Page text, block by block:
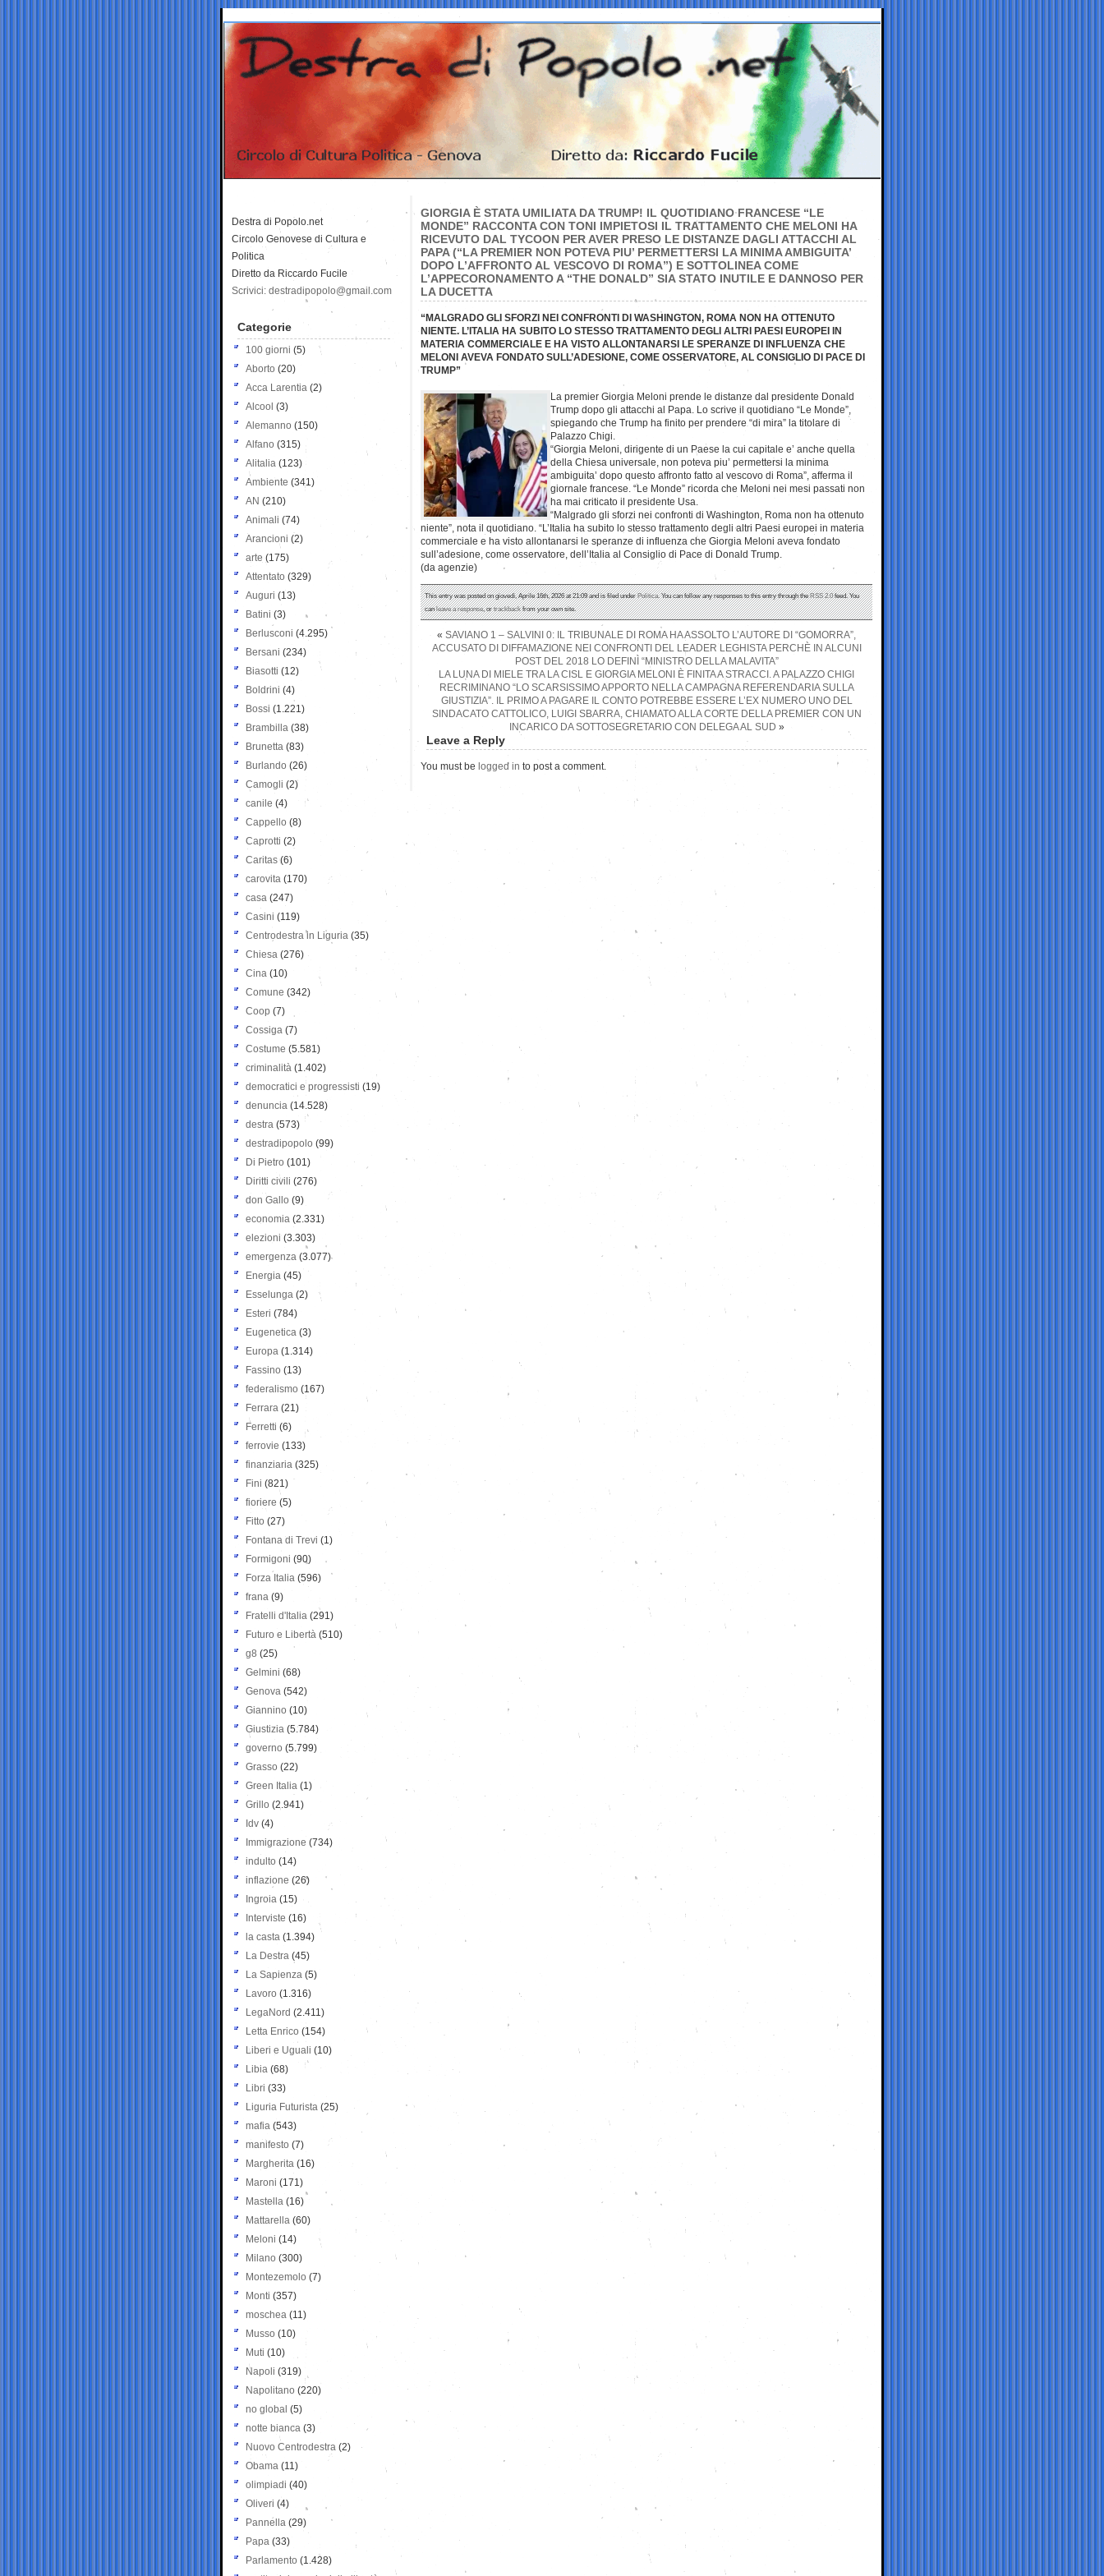
GIORGIA È STATA UMILIATA DA TRUMP! IL QUOTIDIANO FRANCESE “LE
MONDE” RACCONTA CON TONI IMPIETOSI IL TRATTAMENTO CHE MELONI HA
RICEVUTO DAL TYCOON PER AVER PRESO LE DISTANZE DAGLI ATTACCHI AL
PAPA (“LA PREMIER NON POTEVA PIU’ PERMETTERSI LA MINIMA AMBIGUITA’
DOPO L’AFFRONTO AL VESCOVO DI ROMA”) E SOTTOLINEA COME
L’APPECORONAMENTO A “THE DONALD” SIA STATO INUTILE E DANNOSO PER
LA DUCETTA
“MALGRADO GLI SFORZI NEI CONFRONTI DI WASHINGTON, ROMA NON HA OTTENUTO
NIENTE. L’ITALIA HA SUBITO LO STESSO TRATTAMENTO DEGLI ALTRI PAESI EUROPEI IN
MATERIA COMMERCIALE E HA VISTO ALLONTANARSI LE SPERANZE DI INFLUENZA CHE
MELONI AVEVA FONDATO SULL’ADESIONE, COME OSSERVATORE, AL CONSIGLIO DI PACE DI
TRUMP”
La premier Giorgia Meloni prende le distanze dal presidente Donald
Trump dopo gli attacchi al Papa. Lo scrive il quotidiano “Le Monde”,
spiegando che Trump ha finito per prendere “di mira” la titolare di
Palazzo Chigi.
“Giorgia Meloni, dirigente di un Paese la cui capitale e’ anche quella
della Chiesa universale, non poteva piu’ permettersi la minima
ambiguita’ dopo questo affronto fatto al vescovo di Roma”, afferma il
giornale francese. “Le Monde” ricorda che Meloni nei mesi passati non
ha mai criticato il presidente Usa.
“Malgrado gli sforzi nei confronti di Washington, Roma non ha ottenuto
niente”, nota il quotidiano. “L’Italia ha subito lo stesso trattamento degli altri Paesi europei in materia
commerciale e ha visto allontanarsi le speranze di influenza che Giorgia Meloni aveva fondato
sull’adesione, come osservatore, dell’Italia al Consiglio di Pace di Donald Trump.
(da agenzie)
This entry was posted on giovedì, Aprile 16th, 2026 at 21:09 and is filed underPolitica. You can follow any responses to this entry through theRSS 2.0feed. You
canleave a response, ortrackbackfrom your own site.
« SAVIANO 1 – SALVINI 0: IL TRIBUNALE DI ROMA HA ASSOLTO L’AUTORE DI “GOMORRA”,
ACCUSATO DI DIFFAMAZIONE NEI CONFRONTI DEL LEADER LEGHISTA PERCHÈ IN ALCUNI
POST DEL 2018 LO DEFINÌ “MINISTRO DELLA MALAVITA”
LA LUNA DI MIELE TRA LA CISL E GIORGIA MELONI È FINITA A STRACCI. A PALAZZO CHIGI
RECRIMINANO “LO SCARSISSIMO APPORTO NELLA CAMPAGNA REFERENDARIA SULLA
GIUSTIZIA”. IL PRIMO A PAGARE IL CONTO POTREBBE ESSERE L’EX NUMERO UNO DEL
SINDACATO CATTOLICO, LUIGI SBARRA, CHIAMATO ALLA CORTE DELLA PREMIER CON UN
INCARICO DA SOTTOSEGRETARIO CON DELEGA AL SUD »
Leave a Reply
You must be logged in to post a comment.
Destra di Popolo.net
Circolo Genovese di Cultura e
Politica
Diretto da Riccardo Fucile
Scrivici: destradipopolo@gmail.com
Categorie
100 giorni (5)
Aborto (20)
Acca Larentia (2)
Alcool (3)
Alemanno (150)
Alfano (315)
Alitalia (123)
Ambiente (341)
AN (210)
Animali (74)
Arancioni (2)
arte (175)
Attentato (329)
Auguri (13)
Batini (3)
Berlusconi (4.295)
Bersani (234)
Biasotti (12)
Boldrini (4)
Bossi (1.221)
Brambilla (38)
Brunetta (83)
Burlando (26)
Camogli (2)
canile (4)
Cappello (8)
Caprotti (2)
Caritas (6)
carovita (170)
casa (247)
Casini (119)
Centrodestra in Liguria (35)
Chiesa (276)
Cina (10)
Comune (342)
Coop (7)
Cossiga (7)
Costume (5.581)
criminalità (1.402)
democratici e progressisti (19)
denuncia (14.528)
destra (573)
destradipopolo (99)
Di Pietro (101)
Diritti civili (276)
don Gallo (9)
economia (2.331)
elezioni (3.303)
emergenza (3.077)
Energia (45)
Esselunga (2)
Esteri (784)
Eugenetica (3)
Europa (1.314)
Fassino (13)
federalismo (167)
Ferrara (21)
Ferretti (6)
ferrovie (133)
finanziaria (325)
Fini (821)
fioriere (5)
Fitto (27)
Fontana di Trevi (1)
Formigoni (90)
Forza Italia (596)
frana (9)
Fratelli d'Italia (291)
Futuro e Libertà (510)
g8 (25)
Gelmini (68)
Genova (542)
Giannino (10)
Giustizia (5.784)
governo (5.799)
Grasso (22)
Green Italia (1)
Grillo (2.941)
Idv (4)
Immigrazione (734)
indulto (14)
inflazione (26)
Ingroia (15)
Interviste (16)
la casta (1.394)
La Destra (45)
La Sapienza (5)
Lavoro (1.316)
LegaNord (2.411)
Letta Enrico (154)
Liberi e Uguali (10)
Libia (68)
Libri (33)
Liguria Futurista (25)
mafia (543)
manifesto (7)
Margherita (16)
Maroni (171)
Mastella (16)
Mattarella (60)
Meloni (14)
Milano (300)
Montezemolo (7)
Monti (357)
moschea (11)
Musso (10)
Muti (10)
Napoli (319)
Napolitano (220)
no global (5)
notte bianca (3)
Nuovo Centrodestra (2)
Obama (11)
olimpiadi (40)
Oliveri (4)
Pannella (29)
Papa (33)
Parlamento (1.428)